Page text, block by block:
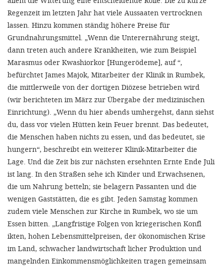
Regenzeit im letzten Jahr hat viele Aussaaten vertrocknen
lassen. Hinzu kommen ständig höhere Preise für
Grundnahrungsmittel. „Wenn die Unterernährung steigt,
dann treten auch andere Krankheiten, wie zum Beispiel
Marasmus oder Kwashiorkor [Hungerödeme], auf “,
befürchtet James Majok, Mitarbeiter der Klinik in Rumbek,
die mittlerweile von der dortigen Diözese betrieben wird
(wir berichteten im März zur Übergabe der medizinischen
Einrichtung). „Wenn du hier abends umhergehst, dann siehst
du, dass vor vielen Hütten kein Feuer brennt. Das bedeutet,
die Menschen haben nichts zu essen, und das bedeutet, sie
hungern“, beschreibt ein weiterer Klinik-Mitarbeiter die
Lage. Und die Zeit bis zur nächsten ersehnten Ernte Ende Juli
ist lang. In den Straßen sehe ich Kinder und Erwachsenen,
die um Nahrung betteln; sie belagern Passanten und die
wenigen Gaststätten, die es gibt. Jeden Samstag kommen
zudem viele Menschen zur Kirche in Rumbek, wo sie um
Essen bitten. „Langfristige Folgen von kriegerischen Konfl
ikten, hohen Lebensmittelpreisen, der ökonomischen Krise
im Land, schwacher landwirtschaft licher Produktion und
mangelnden Einkommensmöglichkeiten tragen gemeinsam